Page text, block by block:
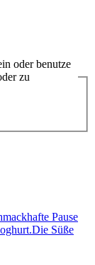
oder benutze
zu
Pause
Süße